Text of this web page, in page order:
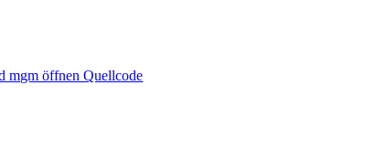
mgm öffnen Quellcode